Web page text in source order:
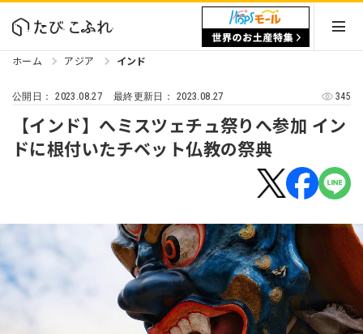
ホーム アジア インド
公開日：2023.08.27 最終更新日： 2023.08.27 345
【インド】へミスツェチュ祭りへ参加 イン
ドに根付いたチベット仏教の祭典